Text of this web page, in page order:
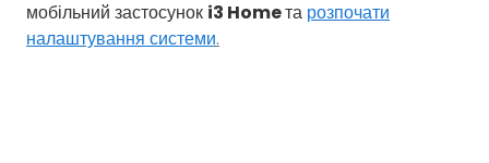
мобільний застосунок i3 Homeта розпочати
налаштування системи.